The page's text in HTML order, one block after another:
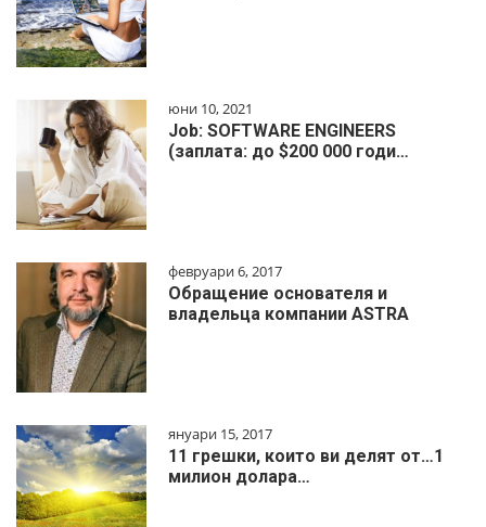
юни 10, 2021
Job: SOFTWARE ENGINEERS
(заплата: до $200 000 годи…
февруари 6, 2017
Обращение основателя и
владельца компании ASTRA
януари 15, 2017
11 грешки, които ви делят от…1
милиoн дoлapa…